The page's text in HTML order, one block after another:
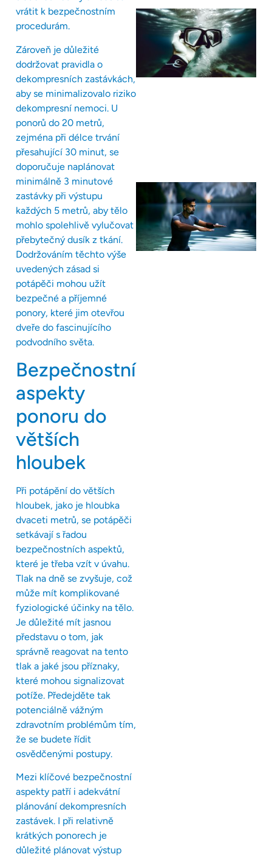
vrátit k bezpečnostním
procedurám.
Zároveň je důležité
dodržovat pravidla o
dekompresních zastávkách,
aby se minimalizovalo riziko
dekompresní nemoci. U
ponorů do 20 metrů,
zejména při délce trvání
přesahující 30 minut, se
doporučuje naplánovat
minimálně 3 minutové
zastávky při výstupu
každých 5 metrů, aby tělo
mohlo spolehlivě vylučovat
přebytečný dusík z tkání.
Dodržováním těchto výše
uvedených zásad si
potápěči mohou užít
bezpečné a příjemné
ponory, které jim otevřou
dveře do fascinujícího
podvodního světa.
Bezpečnostní
aspekty
ponoru do
větších
hloubek
Při potápění do větších
hloubek, jako je hloubka
dvaceti metrů, se potápěči
setkávají s řadou
bezpečnostních aspektů,
které je třeba vzít v úvahu.
Tlak na dně se zvyšuje, což
může mít komplikované
fyziologické účinky na tělo.
Je důležité mít jasnou
představu o tom, jak
správně reagovat na tento
tlak a jaké jsou příznaky,
které mohou signalizovat
potíže. Předejděte tak
potenciálně vážným
zdravotním problémům tím,
že se budete řídit
osvědčenými postupy.
Mezi klíčové bezpečnostní
aspekty patří i adekvátní
plánování dekompresních
zastávek. I při relativně
krátkých ponorech je
důležité plánovat výstup